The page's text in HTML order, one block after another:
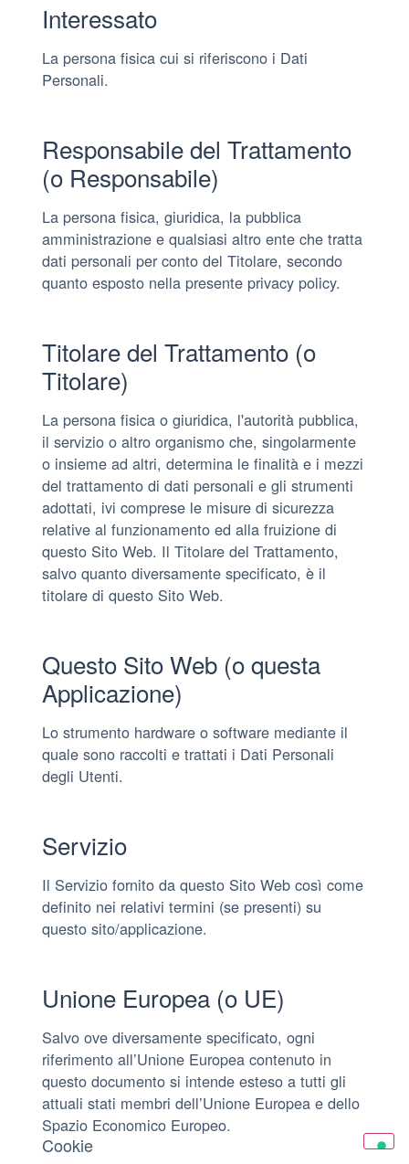
Interessato
La persona fisica cui si riferiscono i Dati
Personali.
Responsabile del Trattamento
(o Responsabile)
La persona fisica, giuridica, la pubblica
amministrazione e qualsiasi altro ente che tratta
dati personali per conto del Titolare, secondo
quanto esposto nella presente privacy policy.
Titolare del Trattamento (o
Titolare)
La persona fisica o giuridica, l'autorità pubblica,
il servizio o altro organismo che, singolarmente
o insieme ad altri, determina le finalità e i mezzi
del trattamento di dati personali e gli strumenti
adottati, ivi comprese le misure di sicurezza
relative al funzionamento ed alla fruizione di
questo Sito Web. Il Titolare del Trattamento,
salvo quanto diversamente specificato, è il
titolare di questo Sito Web.
Questo Sito Web (o questa
Applicazione)
Lo strumento hardware o software mediante il
quale sono raccolti e trattati i Dati Personali
degli Utenti.
Servizio
Il Servizio fornito da questo Sito Web così come
definito nei relativi termini (se presenti) su
questo sito/applicazione.
Unione Europea (o UE)
Salvo ove diversamente specificato, ogni
riferimento all’Unione Europea contenuto in
questo documento si intende esteso a tutti gli
attuali stati membri dell’Unione Europea e dello
Spazio Economico Europeo.
Cookie